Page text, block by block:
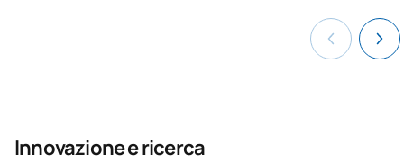
Innovazione e ricerca